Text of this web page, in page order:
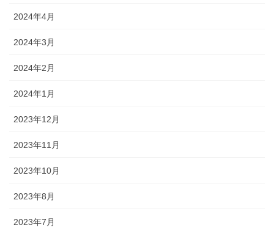
2024年4月
2024年3月
2024年2月
2024年1月
2023年12月
2023年11月
2023年10月
2023年8月
2023年7月